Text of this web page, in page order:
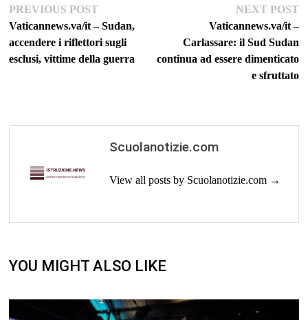
Navigazione
articoli
PREVIOUS POSTPrevious
post:
Vaticannews.va/it – Sudan,
accendere i riflettori sugli
esclusi, vittime della guerra
NEXT POST
Vaticannews.va/it –
Carlassare: il Sud Sudan
continua ad essere dimenticato
e sfruttato
Scuolanotizie.com
View all posts by Scuolanotizie.com →
YOU MIGHT ALSO LIKE